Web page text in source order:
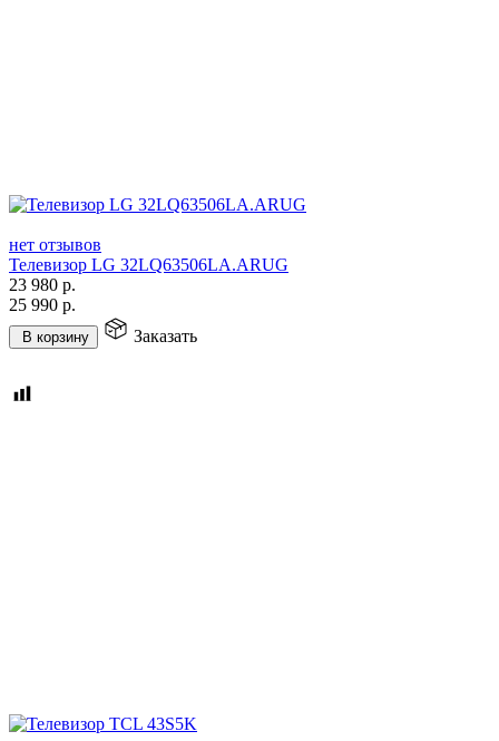
нет отзывов
Телевизор LG 32LQ63506LA.ARUG
23 980 р.
25 990 р.
В корзину Заказать